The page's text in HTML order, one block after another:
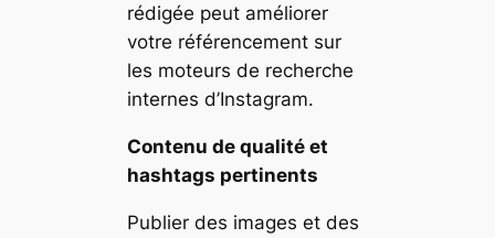
rédigée peut améliorer
votre référencement sur
les moteurs de recherche
internes d’Instagram.
Contenu de qualité et
hashtags pertinents
Publier des images et des